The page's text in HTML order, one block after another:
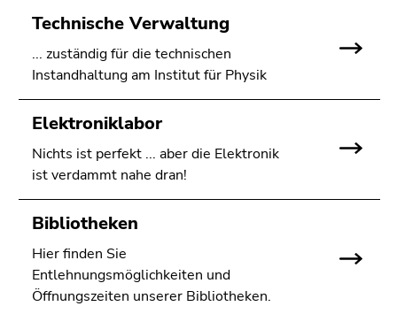
Technische Verwaltung
... zuständig für die technischen
Instandhaltung am Institut für Physik
Elektroniklabor
Nichts ist perfekt ... aber die Elektronik
ist verdammt nahe dran!
Bibliotheken
Hier finden Sie
Entlehnungsmöglichkeiten und
Öffnungszeiten unserer Bibliotheken.